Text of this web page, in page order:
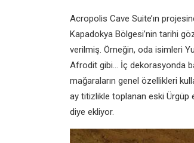
Acropolis Cave Suite’ın
Kapadokya Bölgesi’nin tarihi
verilmiş. Örneğin, oda isimleri
Afrodit gibi… İç dekorasyonda
mağaraların genel özellikleri
ay titizlikle toplanan eski Ürgüp
diye ekliyor.